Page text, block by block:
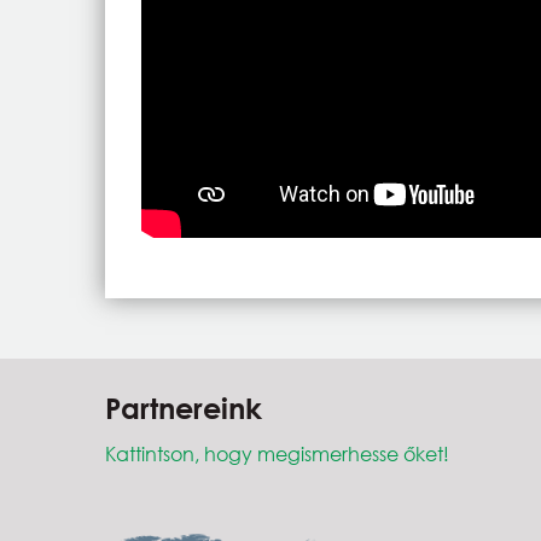
Partnereink
Kattintson, hogy megismerhesse őket!